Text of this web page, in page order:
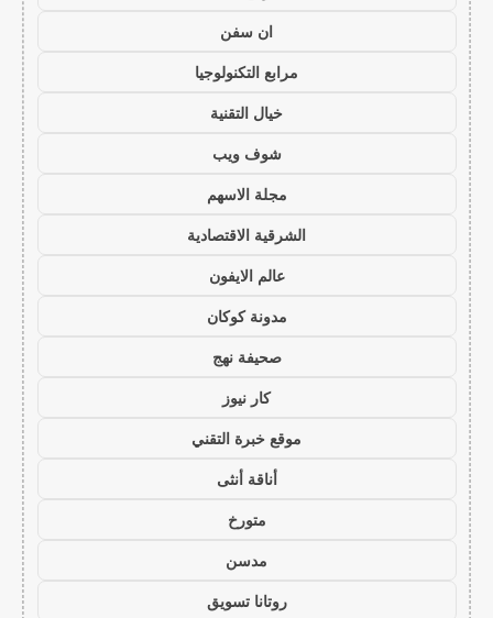
ان سفن
مرابع التكنولوجيا
خيال التقنية
شوف ويب
مجلة الاسهم
الشرقية الاقتصادية
عالم الايفون
مدونة كوكان
صحيفة نهج
كار نيوز
موقع خبرة التقني
أناقة أنثى
متورخ
مدسن
روتانا تسويق